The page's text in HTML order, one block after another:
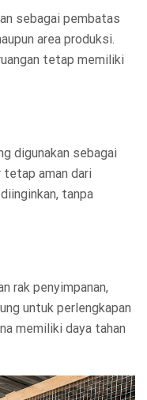
sebagai pembatas
area produksi.
tetap memiliki
digunakan sebagai
tetap aman dari
tanpa
rak penyimpanan,
untuk perlengkapan
memiliki daya tahan